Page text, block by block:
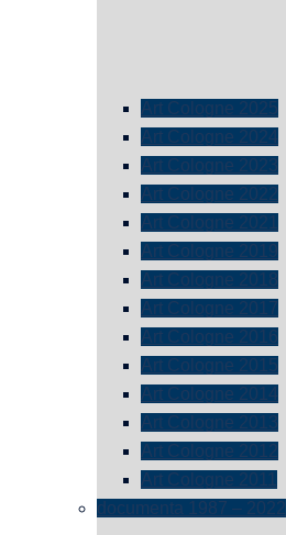
Art Cologne 2025
Art Cologne 2024
Art Cologne 2023
Art Cologne 2022
Art Cologne 2021
Art Cologne 2019
Art Cologne 2018
Art Cologne 2017
Art Cologne 2016
Art Cologne 2015
Art Cologne 2014
Art Cologne 2013
Art Cologne 2012
Art Cologne 2011
documenta 1987 – 2022